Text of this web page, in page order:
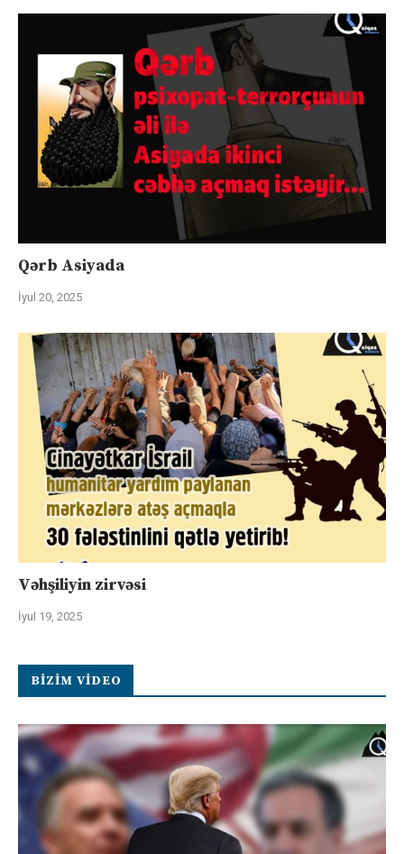
Qərb Asiyada
İyul 20, 2025
Vəhşiliyin zirvəsi
İyul 19, 2025
BIZIM VIDEO